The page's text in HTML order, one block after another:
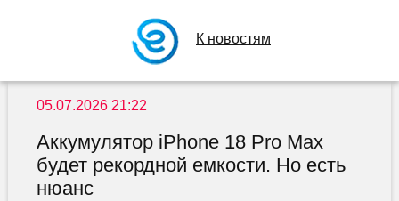
К новостям
05.07.2026 21:22
Аккумулятор iPhone 18 Pro Max
будет рекордной емкости. Но есть
нюанс